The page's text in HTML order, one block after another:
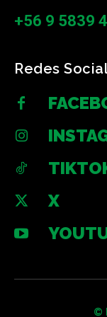
+56 9 5839
Redes
X
©